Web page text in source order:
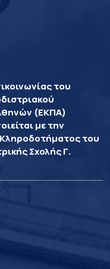
του
(ΕΚΠΑ)
με την
του
Σχολής Γ.